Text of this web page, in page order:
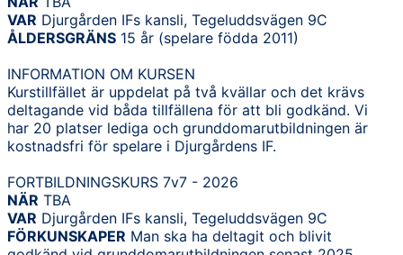
VAR Djurgården IFs kansli, Tegeluddsvägen 9C
ÅLDERSGRÄNS 15 år (spelare födda 2011)
INFORMATION OM KURSEN
Kurstillfället är uppdelat på två kvällar och det krävs
deltagande vid båda tillfällena för att bli godkänd. Vi
har 20 platser lediga och grunddomarutbildningen är
kostnadsfri för spelare i Djurgårdens IF.
FORTBILDNINGSKURS 7v7 - 2026
NÄR TBA
VAR Djurgården IFs kansli, Tegeluddsvägen 9C
FÖRKUNSKAPER Man ska ha deltagit och blivit